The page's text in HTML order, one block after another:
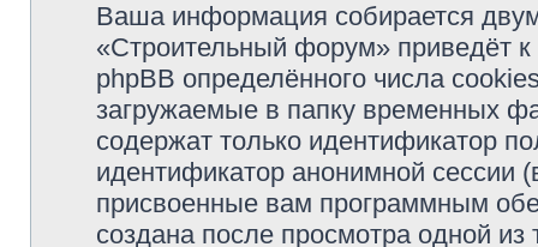
Ваша информация собирается
«Строительный форум» приведёт
phpBB определённого числа
загружаемые в папку временных
содержат только идентификатор
идентификатор анонимной сессии
присвоенные вам программным
создана после просмотра одной